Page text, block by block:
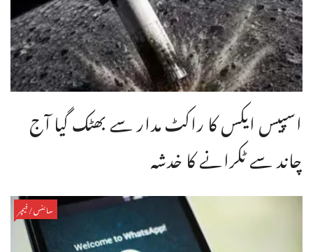
اسپیس ایکس کا راکٹ مدار سے بھٹک گیا آج
چاند سے ٹکرانے کا خدشہ
سائنس/فیچر